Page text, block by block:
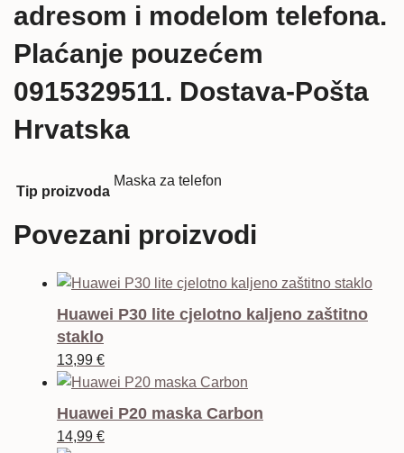
adresom i modelom telefona.
Plaćanje pouzećem
0915329511. Dostava-Pošta
Hrvatska
Tip proizvoda
Maska za telefon
Povezani proizvodi
Huawei P30 lite cjelotno kaljeno zaštitno
staklo
13,99 €
Huawei P20 maska Carbon
14,99 €